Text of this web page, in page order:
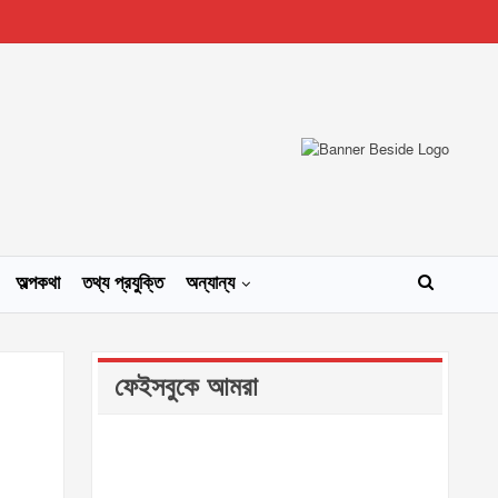
অল্পকথা তথ্য প্রযুক্তি অন্যান্য
ফেইসবুকে আমরা